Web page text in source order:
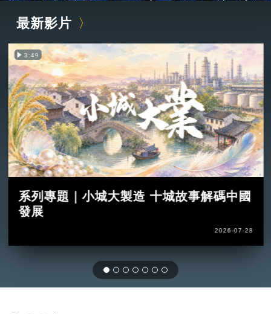
最新影片
3:49
系列專題｜小城大製造 十城故事解碼中國
發展
2026-07-28